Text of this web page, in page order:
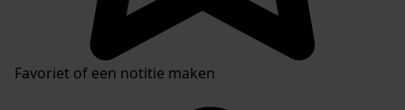
Favoriet of een notitie maken